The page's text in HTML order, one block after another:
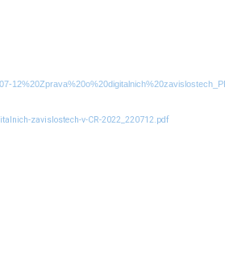
zavislostech-v-CR-2022_220712.pdf